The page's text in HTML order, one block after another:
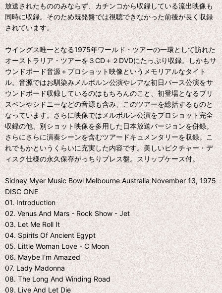
放送されたもののみならず、カチンコから収録している流出映像も
同時に収録。そのため既発盤では視聴できなかった前後が長く収録
されています。
ウイングス唯一となる1975年ワールド・ツアーの一環として訪れた
オーストラリア・ツアーを３CD＋２DVDにたっぷり収録。しかもサ
ウンドボード音源＋プロショット映像というメモリアルなタイト
ル。音源ではお馴染みメルボルン公演やレアな初日パース公演をサ
ウンドボード収録しているのはもちろんのこと、初登場となるブリ
スベンやシドニーなどの音源も含み、このツアーを総括するものと
なっています。さらに映像ではメルボルン公演をプロショット完全
収録の他、別ショット映像を多用した日本放送バージョンを併録。
さらにさらに演奏シーンを含むツアードキュメンタリーを収録。こ
れでもかというくらいに充実した内容です。美しいピクチャー・デ
ィスク仕様の永久保存がっちりプレス盤。スリップケース付。
Sidney Myer Music Bowl Melbourne Australia November 13, 1975
DISC ONE
01. Introduction
02. Venus And Mars - Rock Show - Jet
03. Let Me Roll It
04. Spirits Of Ancient Egypt
05. Little Woman Love - C Moon
06. Maybe I'm Amazed
07. Lady Madonna
08. The Long And Winding Road
09. Live And Let Die